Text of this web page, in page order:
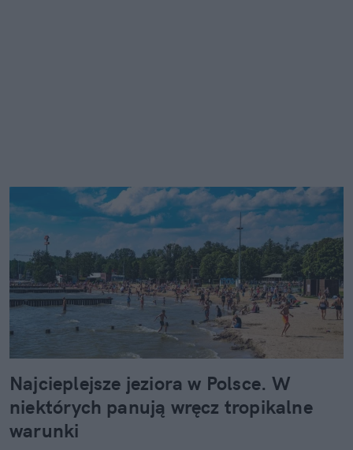
Najcieplejsze jeziora w Polsce. W
niektórych panują wręcz tropikalne
warunki